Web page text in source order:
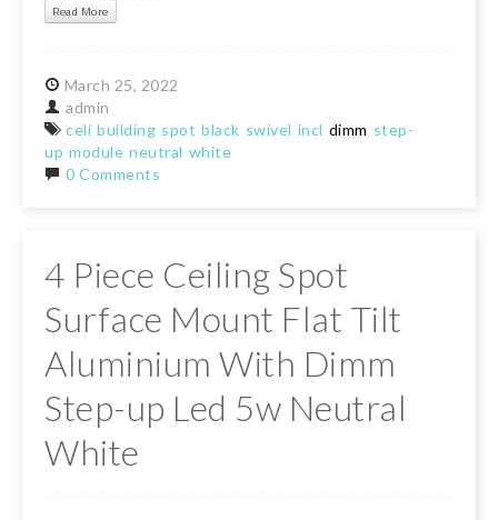
Read More
March 25, 2022
admin
celi building spot black swivel incl dimm step-
up module neutral white
0 Comments
4 Piece Ceiling Spot
Surface Mount Flat Tilt
Aluminium With Dimm
Step-up Led 5w Neutral
White